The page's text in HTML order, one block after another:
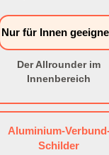
Nur für Innen
Der Allrounder im
Innenbereich
Aluminium-
Schilder